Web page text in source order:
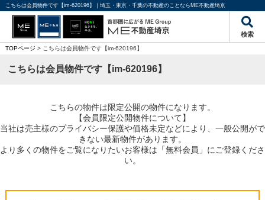
こちらは会員物件です【im-620196】｜埼玉・東京・千葉の不動産のことならME不動産埼京
検索
TOPページ > こちらは会員物件です【im-620196】
こちらは会員物件です【im-620196】
こちらの物件は限定公開の物件になります。
【会員限定公開物件について】
当社は売主様のプライバシー保護や価格未定などにより、一般公開がで
きない最新物件があります。
より多くの物件をご覧になりたいお客様は「無料会員」にご登録くださ
い。